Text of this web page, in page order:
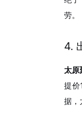
劳。
4.
太原
提价
据，